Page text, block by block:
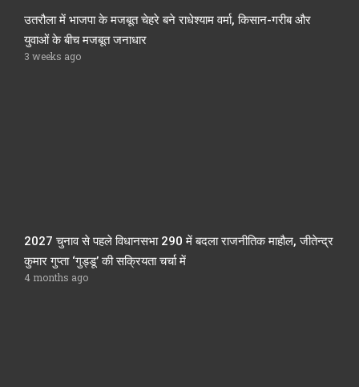
उतरौला में भाजपा के मजबूत चेहरे बने राधेश्याम वर्मा, किसान-गरीब और
युवाओं के बीच मजबूत जनाधार
3 weeks ago
2027 चुनाव से पहले विधानसभा 290 में बदला राजनीतिक माहौल, जीतेन्द्र
कुमार गुप्ता ‘गुड्डू’ की सक्रियता चर्चा में
4 months ago